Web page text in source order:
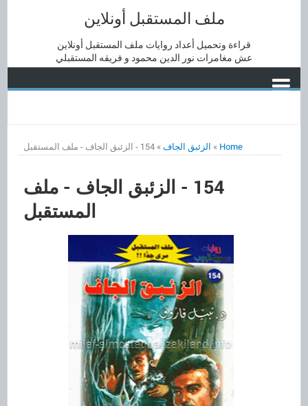
ملف المستقبل أونلاين
قراءة وتحميل أعداد روايات ملف المستقبل أونلاين
عش مغامرات نور الدين محمود و فريقه المستقبلي
Home
» الزئبق الجاف»154 - الزئبق الجاف - ملف المستقبل
154 - الزئبق الجاف - ملف
المستقبل